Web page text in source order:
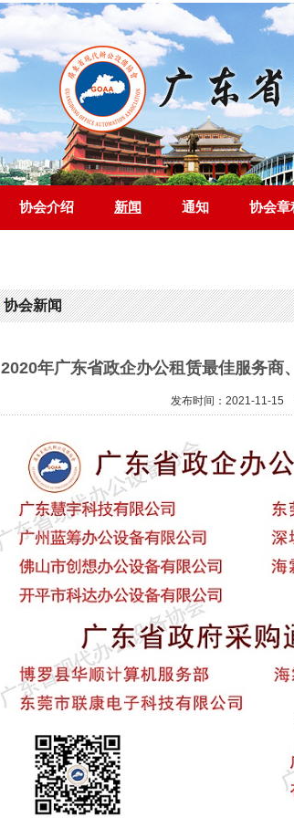
协会介绍 新闻 通知 协会章
协会新闻
2020年广东省政企办公租赁最佳服务商
发布时间：2021-11-15